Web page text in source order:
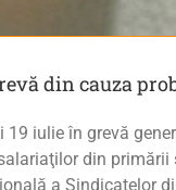
din cauza
iulie în grevă
din primării
a Sindicatelor